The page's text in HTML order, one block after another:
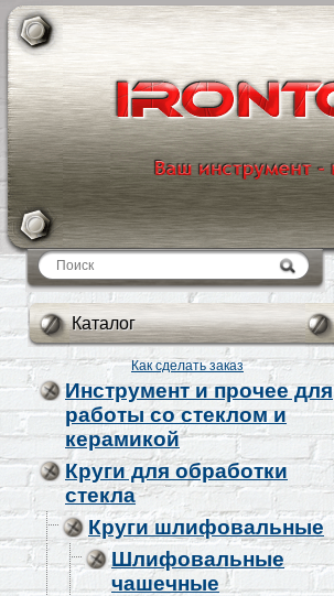
Каталог
Каталог
Как сделать заказ
Инструмент и прочее для
работы со стеклом и
керамикой
Круги для обработки
стекла
Круги шлифовальные
Шлифовальные
чашечные